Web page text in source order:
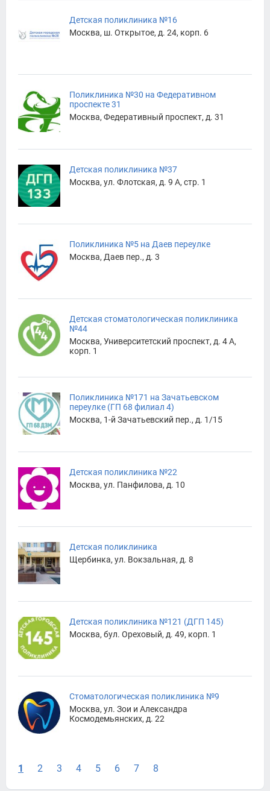
Детская поликлиника №16
Москва, ш. Открытое, д. 24, корп. 6
Поликлиника №30 на Федеративном
проспекте 31
Москва, Федеративный проспект, д. 31
Детская поликлиника №37
Москва, ул. Флотская, д. 9 А, стр. 1
Поликлиника №5 на Даев переулке
Москва, Даев пер., д. 3
Детская стоматологическая поликлиника
№44
Москва, Университетский проспект, д. 4 А,
корп. 1
Поликлиника №171 на Зачатьевском
переулке (ГП 68 филиал 4)
Москва, 1-й Зачатьевский пер., д. 1/15
Детская поликлиника №22
Москва, ул. Панфилова, д. 10
Детская поликлиника
Щербинка, ул. Вокзальная, д. 8
Детская поликлиника №121 (ДГП 145)
Москва, бул. Ореховый, д. 49, корп. 1
Стоматологическая поликлиника №9
Москва, ул. Зои и Александра
Космодемьянских, д. 22
1 2 3 4 5 6 7 8